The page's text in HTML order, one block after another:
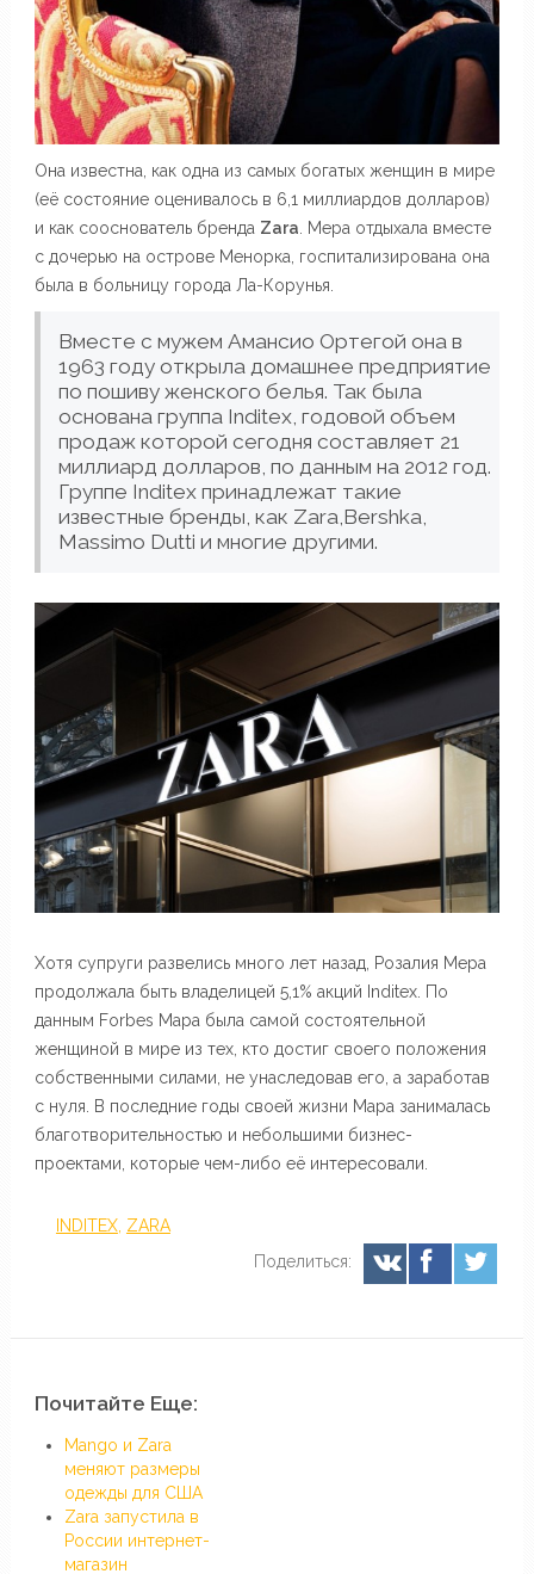
Она известна, как одна из самых богатых женщин в мире
(её состояние оценивалось в 6,1 миллиардов долларов)
и как сооснователь бренда Zara. Мера отдыхала вместе
с дочерью на острове Менорка, госпитализирована она
была в больницу города Ла-Корунья.
Вместе с мужем Амансио Ортегой она в
1963 году открыла домашнее предприятие
по пошиву женского белья. Так была
основана группа Inditex, годовой объем
продаж которой сегодня составляет 21
миллиард долларов, по данным на 2012 год.
Группе Inditex принадлежат такие
известные бренды, как Zara,Bershka,
Massimo Dutti и многие другими.
Хотя супруги развелись много лет назад, Розалия Мера
продолжала быть владелицей 5,1% акций Inditex. По
данным Forbes Мара была самой состоятельной
женщиной в мире из тех, кто достиг своего положения
собственными силами, не унаследовав его, а заработав
с нуля. В последние годы своей жизни Мара занималась
благотворительностью и небольшими бизнес-
проектами, которые чем-либо её интересовали.
INDITEX, ZARA
Поделиться:
Почитайте Еще:
Mango и Zara
меняют размеры
одежды для США
Zara запустила в
России интернет-
магазин